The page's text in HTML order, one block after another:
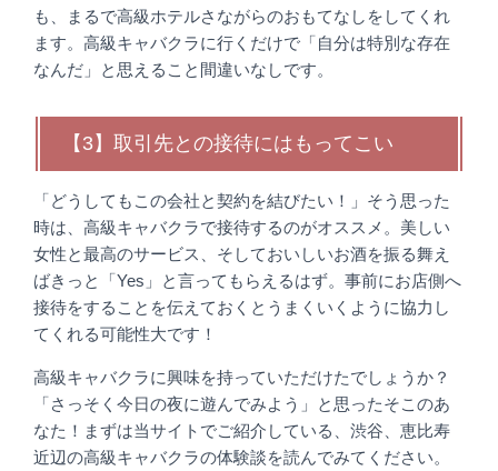
も、まるで高級ホテルさながらのおもてなしをしてくれ
ます。高級キャバクラに行くだけで「自分は特別な存在
なんだ」と思えること間違いなしです。
【3】取引先との接待にはもってこい
「どうしてもこの会社と契約を結びたい！」そう思った
時は、高級キャバクラで接待するのがオススメ。美しい
女性と最高のサービス、そしておいしいお酒を振る舞え
ばきっと「Yes」と言ってもらえるはず。事前にお店側へ
接待をすることを伝えておくとうまくいくように協力し
てくれる可能性大です！
高級キャバクラに興味を持っていただけたでしょうか？
「さっそく今日の夜に遊んでみよう」と思ったそこのあ
なた！まずは当サイトでご紹介している、渋谷、恵比寿
近辺の高級キャバクラの体験談を読んでみてください。